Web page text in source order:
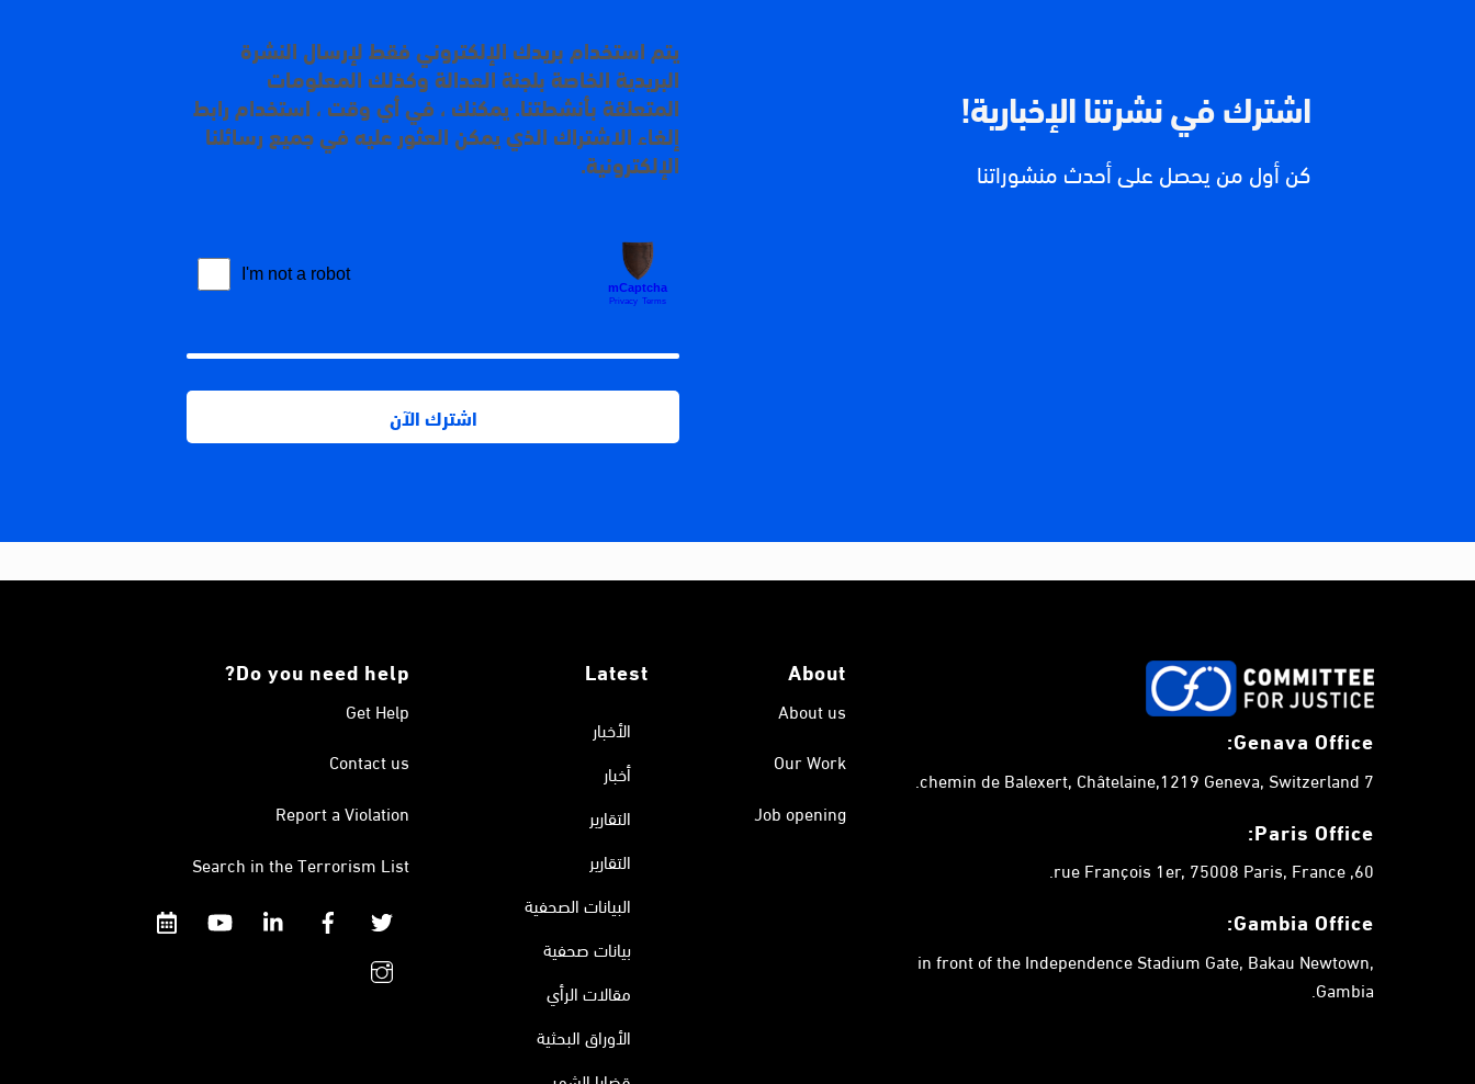
اشترك في نشرتنا الإخبارية!
كن أول من يحصل على أحدث منشوراتنا
يتم استخدام بريدك الإلكتروني فقط لإرسال النشرة
البريدية الخاصة بلجنة العدالة وكذلك المعلومات
المتعلقة بأنشطتنا. يمكنك ، في أي وقت ، استخدام رابط
إلغاء الاشتراك الذي يمكن العثور عليه في جميع رسائلنا
الإلكترونية.
Genava Office:
7 chemin de Balexert, Châtelaine,1219 Geneva, Switzerland.
Paris Office:
60, rue François 1er, 75008 Paris, France.
Gambia Office:
in front of the Independence Stadium Gate, Bakau Newtown,
Gambia.
About
About us
Our Work
Job opening
Latest
الأخبار
أخبار
التقارير
التقارير
البيانات الصحفية
بيانات صحفية
مقالات الرأي
الأوراق البحثية
Do you need help?
Get Help
Contact us
Report a Violation
Search in the Terrorism List
Twitter
Facebook
Linkedin
YouTube